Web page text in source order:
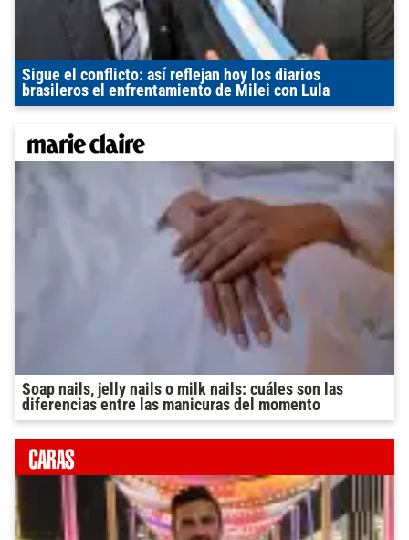
Sigue el conflicto: así reflejan hoy los diarios
brasileros el enfrentamiento de Milei con Lula
Soap nails, jelly nails o milk nails: cuáles son las
diferencias entre las manicuras del momento